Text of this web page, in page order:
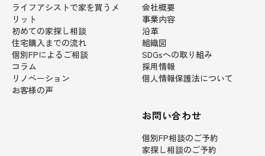
ライフアシストで家を買うメ
リット
初めての家探し相談
住宅購入までの流れ
個別FPによるご相談
コラム
リノベーション
お客様の声
会社概要
事業内容
沿革
組織図
SDGsへの取り組み
採用情報
個人情報保護法について
お問い合わせ
個別FP相談のご予約
家探し相談のご予約